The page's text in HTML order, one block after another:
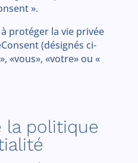
».
protéger la vie privée
(désignés ci-
«vous», «votre» ou «
la politique